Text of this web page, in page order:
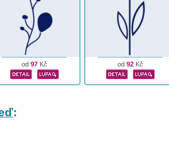
od 97 Kč od 92 Kč
: